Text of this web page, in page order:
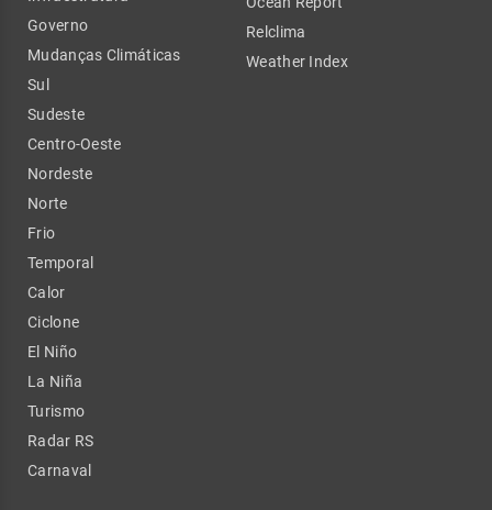
Governo
Mudanças Climáticas
Sul
Sudeste
Centro-Oeste
Nordeste
Norte
Frio
Temporal
Calor
Ciclone
El Niño
La Niña
Turismo
Radar RS
Carnaval
Relclima
Weather Index